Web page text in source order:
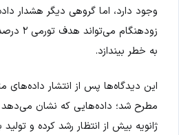
وجود دارد، اما گروهی دیگر هشدار
به خطر بیندازد.
این دیدگاه‌ها پس از انتشار داده‌های
مطرح شد؛ داده‌هایی که نشان می‌دهد
ژانویه بیش از انتظار رشد کرده و